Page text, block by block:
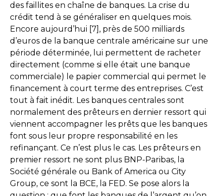
des faillites en chaîne de banques. La crise du
crédit tend à se généraliser en quelques mois.
Encore aujourd’hui [7], près de 500 milliards
d’euros de la banque centrale américaine sur une
période déterminée, lui permettent de racheter
directement (comme si elle était une banque
commerciale) le papier commercial qui permet le
financement à court terme des entreprises. C’est
tout à fait inédit. Les banques centrales sont
normalement des prêteurs en dernier ressort qui
viennent accompagner les prêts que les banques
font sous leur propre responsabilité en les
refinançant. Ce n’est plus le cas. Les prêteurs en
premier ressort ne sont plus BNP-Paribas, la
Société générale ou Bank of America ou City
Group, ce sont la BCE, la FED. Se pose alors la